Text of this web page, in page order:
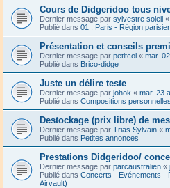
Cours de Didgeridoo tous
Dernier message par sylvestre soleil «
Publié dans 01 : Paris - Région
Présentation et conseils
Dernier message par petitcol « mar.
Publié dans Brico-didge
Juste un délire teste
Dernier message par johok « mar. 23
Publié dans Compositions
Destockage (prix libre) de
Dernier message par Trias Sylvain «
Publié dans Petites annonces
Prestations Didgeridoo/
Dernier message par parcaustralien «
Publié dans Concerts - Evénements -
Airvault)